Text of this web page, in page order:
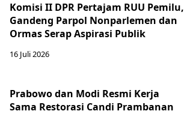
Komisi II DPR Pertajam RUU Pemilu,
Gandeng Parpol Nonparlemen dan
Ormas Serap Aspirasi Publik
16 Juli 2026
Prabowo dan Modi Resmi Kerja
Sama Restorasi Candi Prambanan